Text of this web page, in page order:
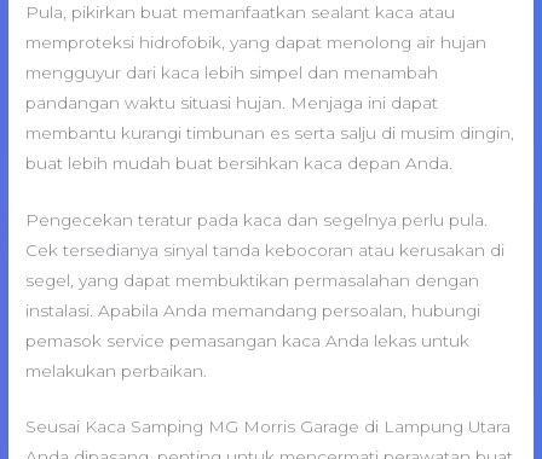
Pula, pikirkan buat memanfaatkan sealant kaca atau
memproteksi hidrofobik, yang dapat menolong air hujan
mengguyur dari kaca lebih simpel dan menambah
pandangan waktu situasi hujan. Menjaga ini dapat
membantu kurangi timbunan es serta salju di musim dingin,
buat lebih mudah buat bersihkan kaca depan Anda.
Pengecekan teratur pada kaca dan segelnya perlu pula.
Cek tersedianya sinyal tanda kebocoran atau kerusakan di
segel, yang dapat membuktikan permasalahan dengan
instalasi. Apabila Anda memandang persoalan, hubungi
pemasok service pemasangan kaca Anda lekas untuk
melakukan perbaikan.
Seusai Kaca Samping MG Morris Garage di Lampung Utara